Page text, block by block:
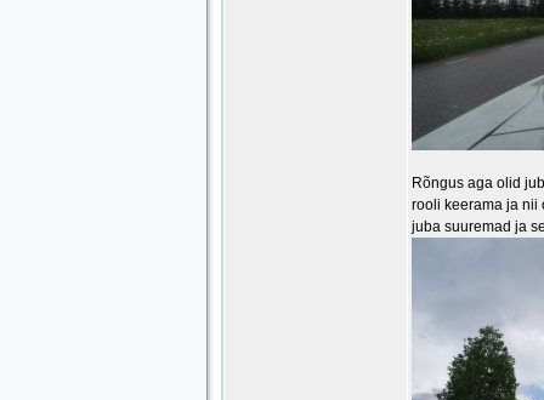
Rõngus aga olid
rooli keerama ja nii
juba suuremad ja